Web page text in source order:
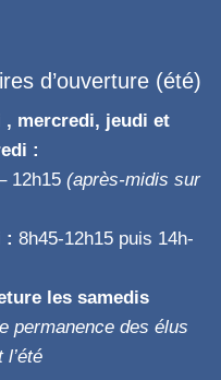
d’ouverture (été)
, mercredi, jeudi et
:
12h15(après-midis sur
: 8h45-12h15 puis 14h-
les samedis
permanence des élus
l’été